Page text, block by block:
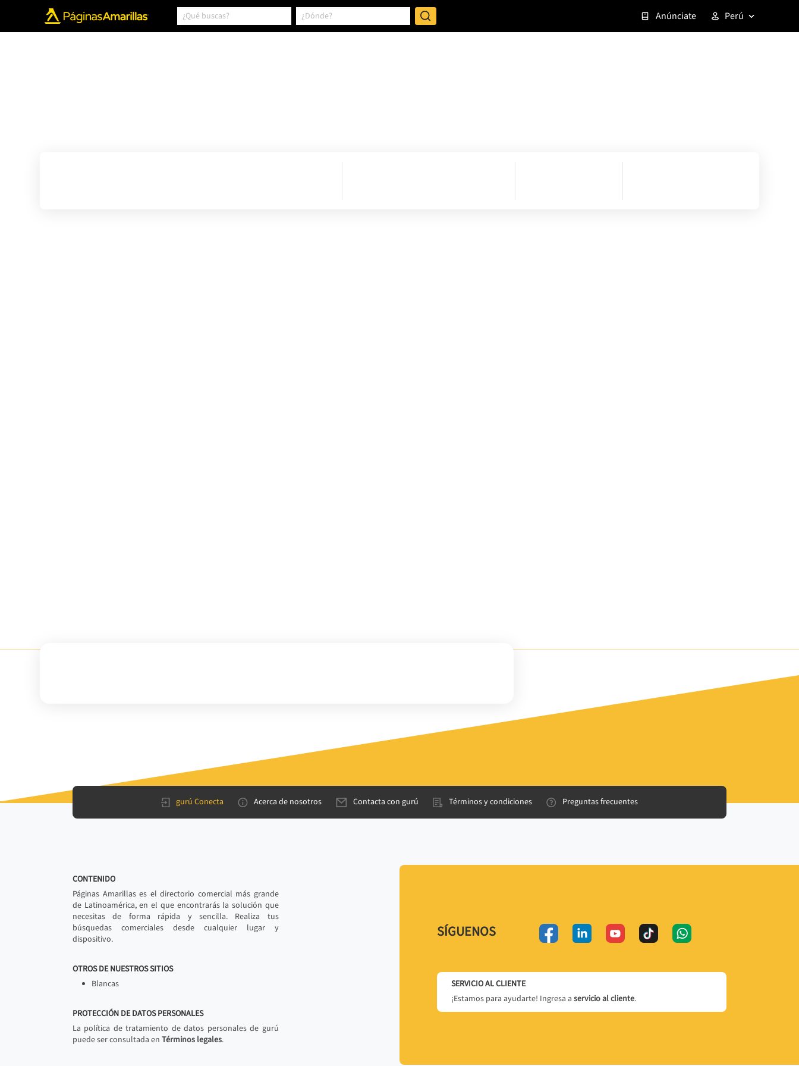
Anúnciate Perú
gurú Conecta Acerca de nosotros Contacta con gurú Términos y condiciones Preguntas frecuentes
CONTENIDO
Páginas Amarillas es el directorio comercial más grande
de Latinoamérica, en el que encontrarás la solución que
necesitas de forma rápida y sencilla. Realiza tus
búsquedas comerciales desde cualquier lugar y
dispositivo.
OTROS DE NUESTROS SITIOS
Blancas
PROTECCIÓN DE DATOS PERSONALES
La política de tratamiento de datos personales de gurú
puede ser consultada en Términos legales.
SÍGUENOS
SERVICIO AL CLIENTE
¡Estamos para ayudarte! Ingresa a servicio al cliente.